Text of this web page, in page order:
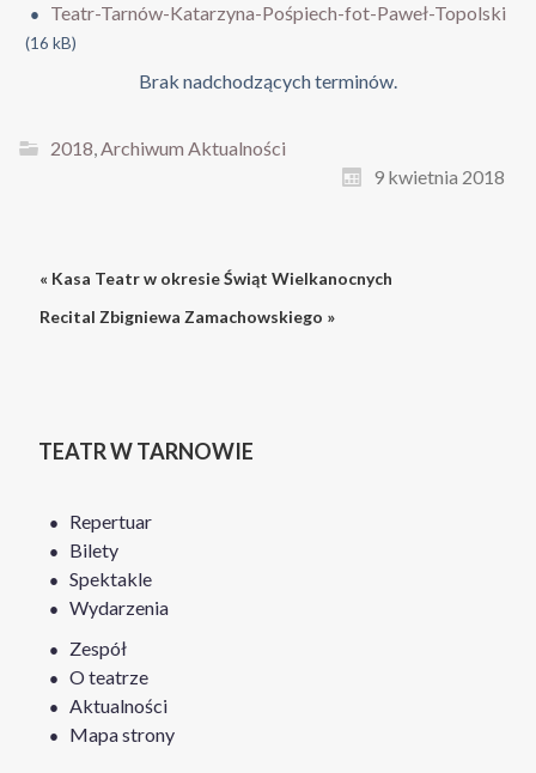
Teatr-Tarnów-Katarzyna-Pośpiech-fot-Paweł-Topolski
(16 kB)
Brak nadchodzących terminów.
2018,Archiwum Aktualności
9 kwietnia 2018
« Kasa Teatr w okresie Świąt Wielkanocnych
Recital Zbigniewa Zamachowskiego »
TEATR W TARNOWIE
Repertuar
Bilety
Spektakle
Wydarzenia
Zespół
O teatrze
Aktualności
Mapa strony